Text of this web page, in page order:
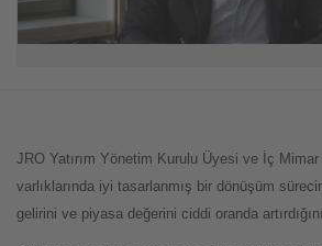
JRO Yatırım Yönetim Kurulu Üyesi ve İç
varlıklarında iyi tasarlanmış bir dönüşüm
gelirini ve piyasa değerini ciddi oranda